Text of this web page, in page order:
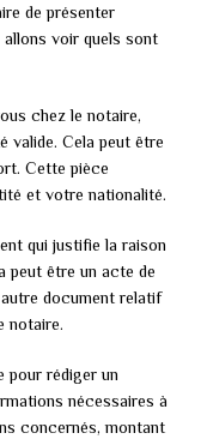
de présenter
voir quels sont
chez le notaire,
valide. Cela peut être
Cette pièce
et votre nationalité.
qui justifie la raison
peut être un acte de
document relatif
notaire.
pour rédiger un
nécessaires à
concernés, montant